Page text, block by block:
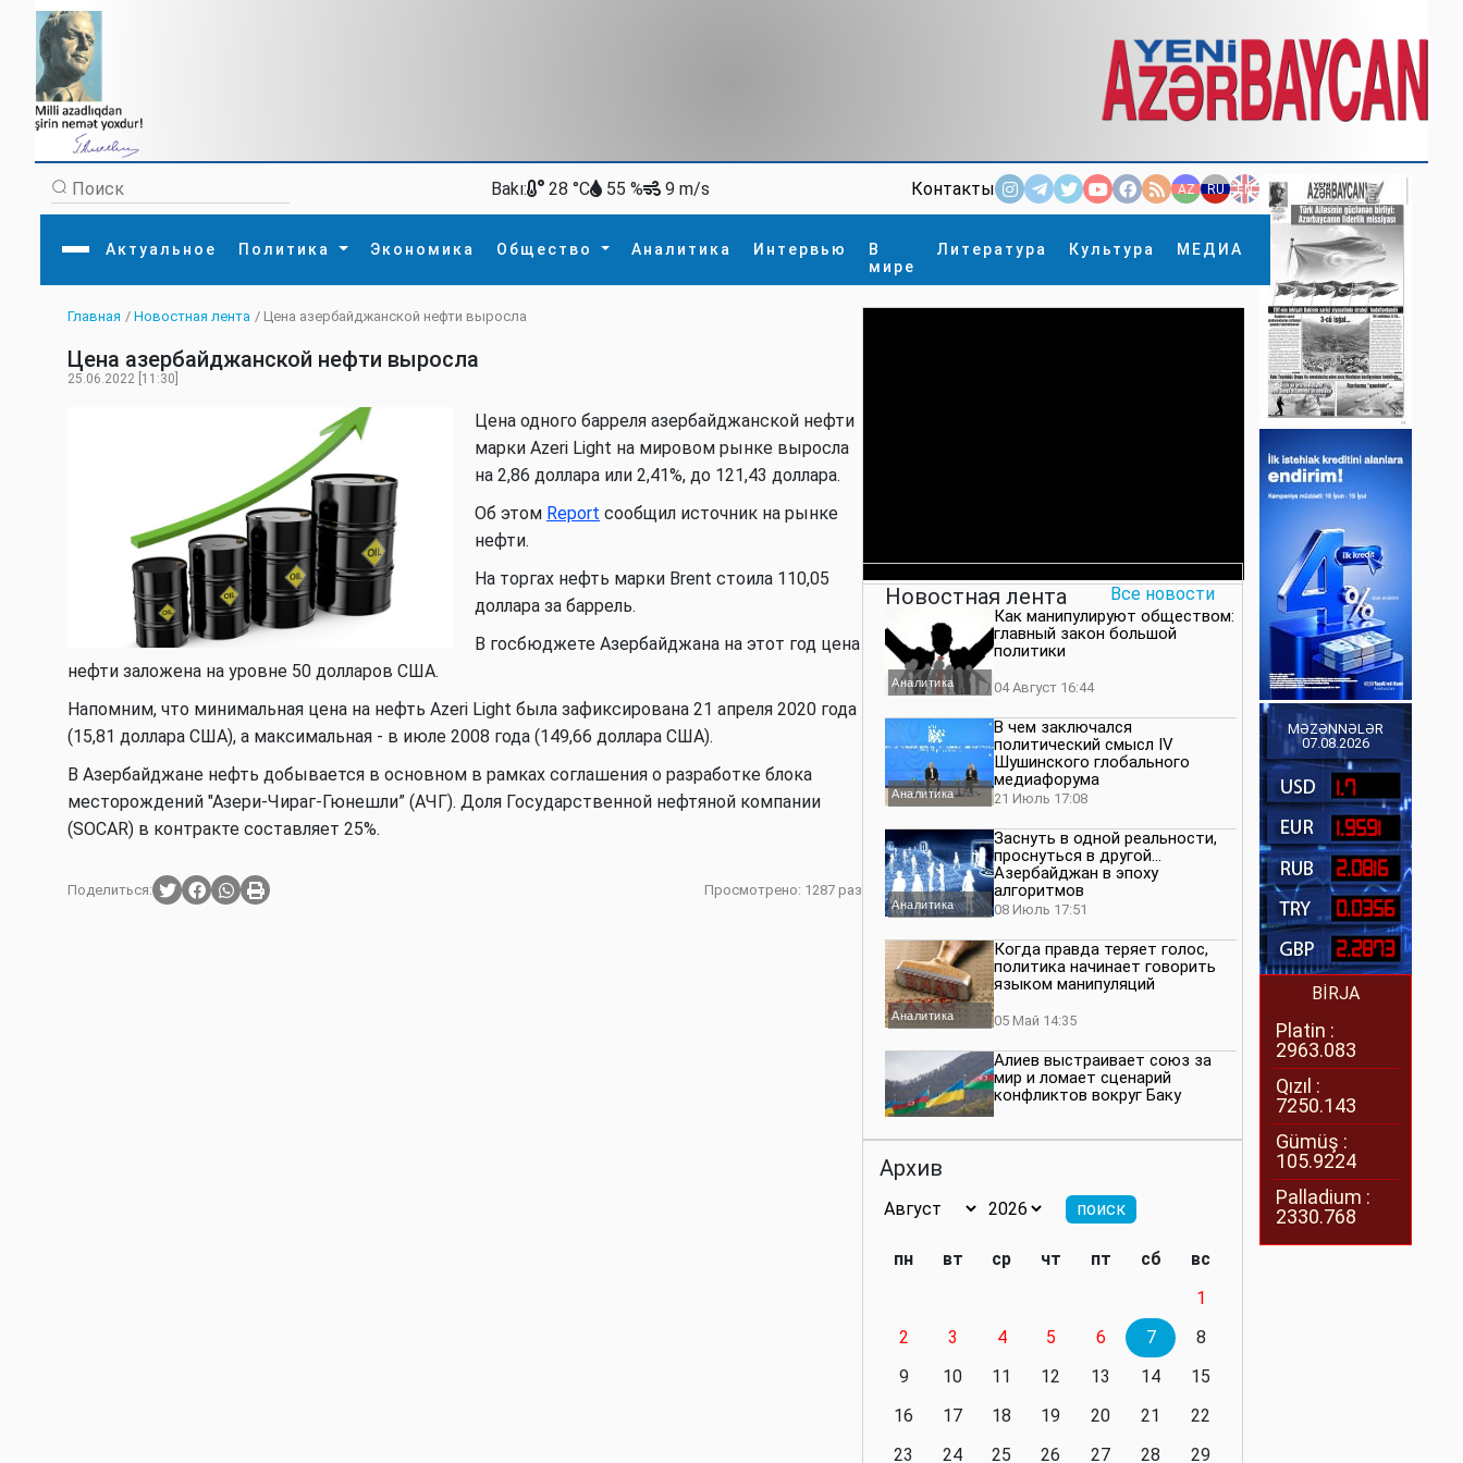
Bakı: 28 °C 55 % 9 m/s Контакты AZ RU EN
Актуальное Политика Экономика Общество Аналитика Интервью
В
мире
Литература Культура МЕДИА
×
Актуальное
Экономика
МЕДИА
Внешняя политика
Внутренняя политика
Туризм
Происшествие
Диаспора
Главная / Новостная лента / Цена азербайджанской нефти выросла
Цена азербайджанской нефти выросла
25.06.2022 [11:30]
Цена одного барреля азербайджанской нефти
марки Azeri Light на мировом рынке выросла
на 2,86 доллара или 2,41%, до 121,43 доллара.
Об этом Report сообщил источник на рынке
нефти.
На торгах нефть марки Brent стоила 110,05
доллара за баррель.
В госбюджете Азербайджана на этот год цена
нефти заложена на уровне 50 долларов США.
Напомним, что минимальная цена на нефть Azeri Light была зафиксирована 21 апреля 2020 года
(15,81 доллара США), а максимальная - в июле 2008 года (149,66 доллара США).
В Азербайджане нефть добывается в основном в рамках соглашения о разработке блока
месторождений "Азери-Чираг-Гюнешли” (АЧГ). Доля Государственной нефтяной компании
(SOCAR) в контракте составляет 25%.
Поделиться: Просмотрено: 1287 раз
Новостная лента Все новости
Аналитика
Как манипулируют обществом:
главный закон большой
политики
04 Август 16:44
Аналитика
В чем заключался
политический смысл IV
Шушинского глобального
медиафорума
21 Июль 17:08
Аналитика
Заснуть в одной реальности,
проснуться в другой…
Азербайджан в эпоху
алгоритмов
08 Июль 17:51
Аналитика
Когда правда теряет голос,
политика начинает говорить
языком манипуляций
05 Май 14:35
Алиев выстраивает союз за
мир и ломает сценарий
конфликтов вокруг Баку
значимость региона
нейтралитета больше не будет
Политика
президенту приходится все
делать самому
Архив
пн вт ср чт пт сб
вс
1
2
3 4 5 6 7
8
9
10 11 12 13 14
15
16
17 18 19 20 21
22
23
24 25 26 27 28
29
MƏZƏNNƏLƏR
07.08.2026
1.7
1.9591
2.0816
0.0356
2.2873
BİRJA
Platin :
2963.083
Qızıl :
7250.143
Gümüş :
105.9224
Palladium :
2330.768